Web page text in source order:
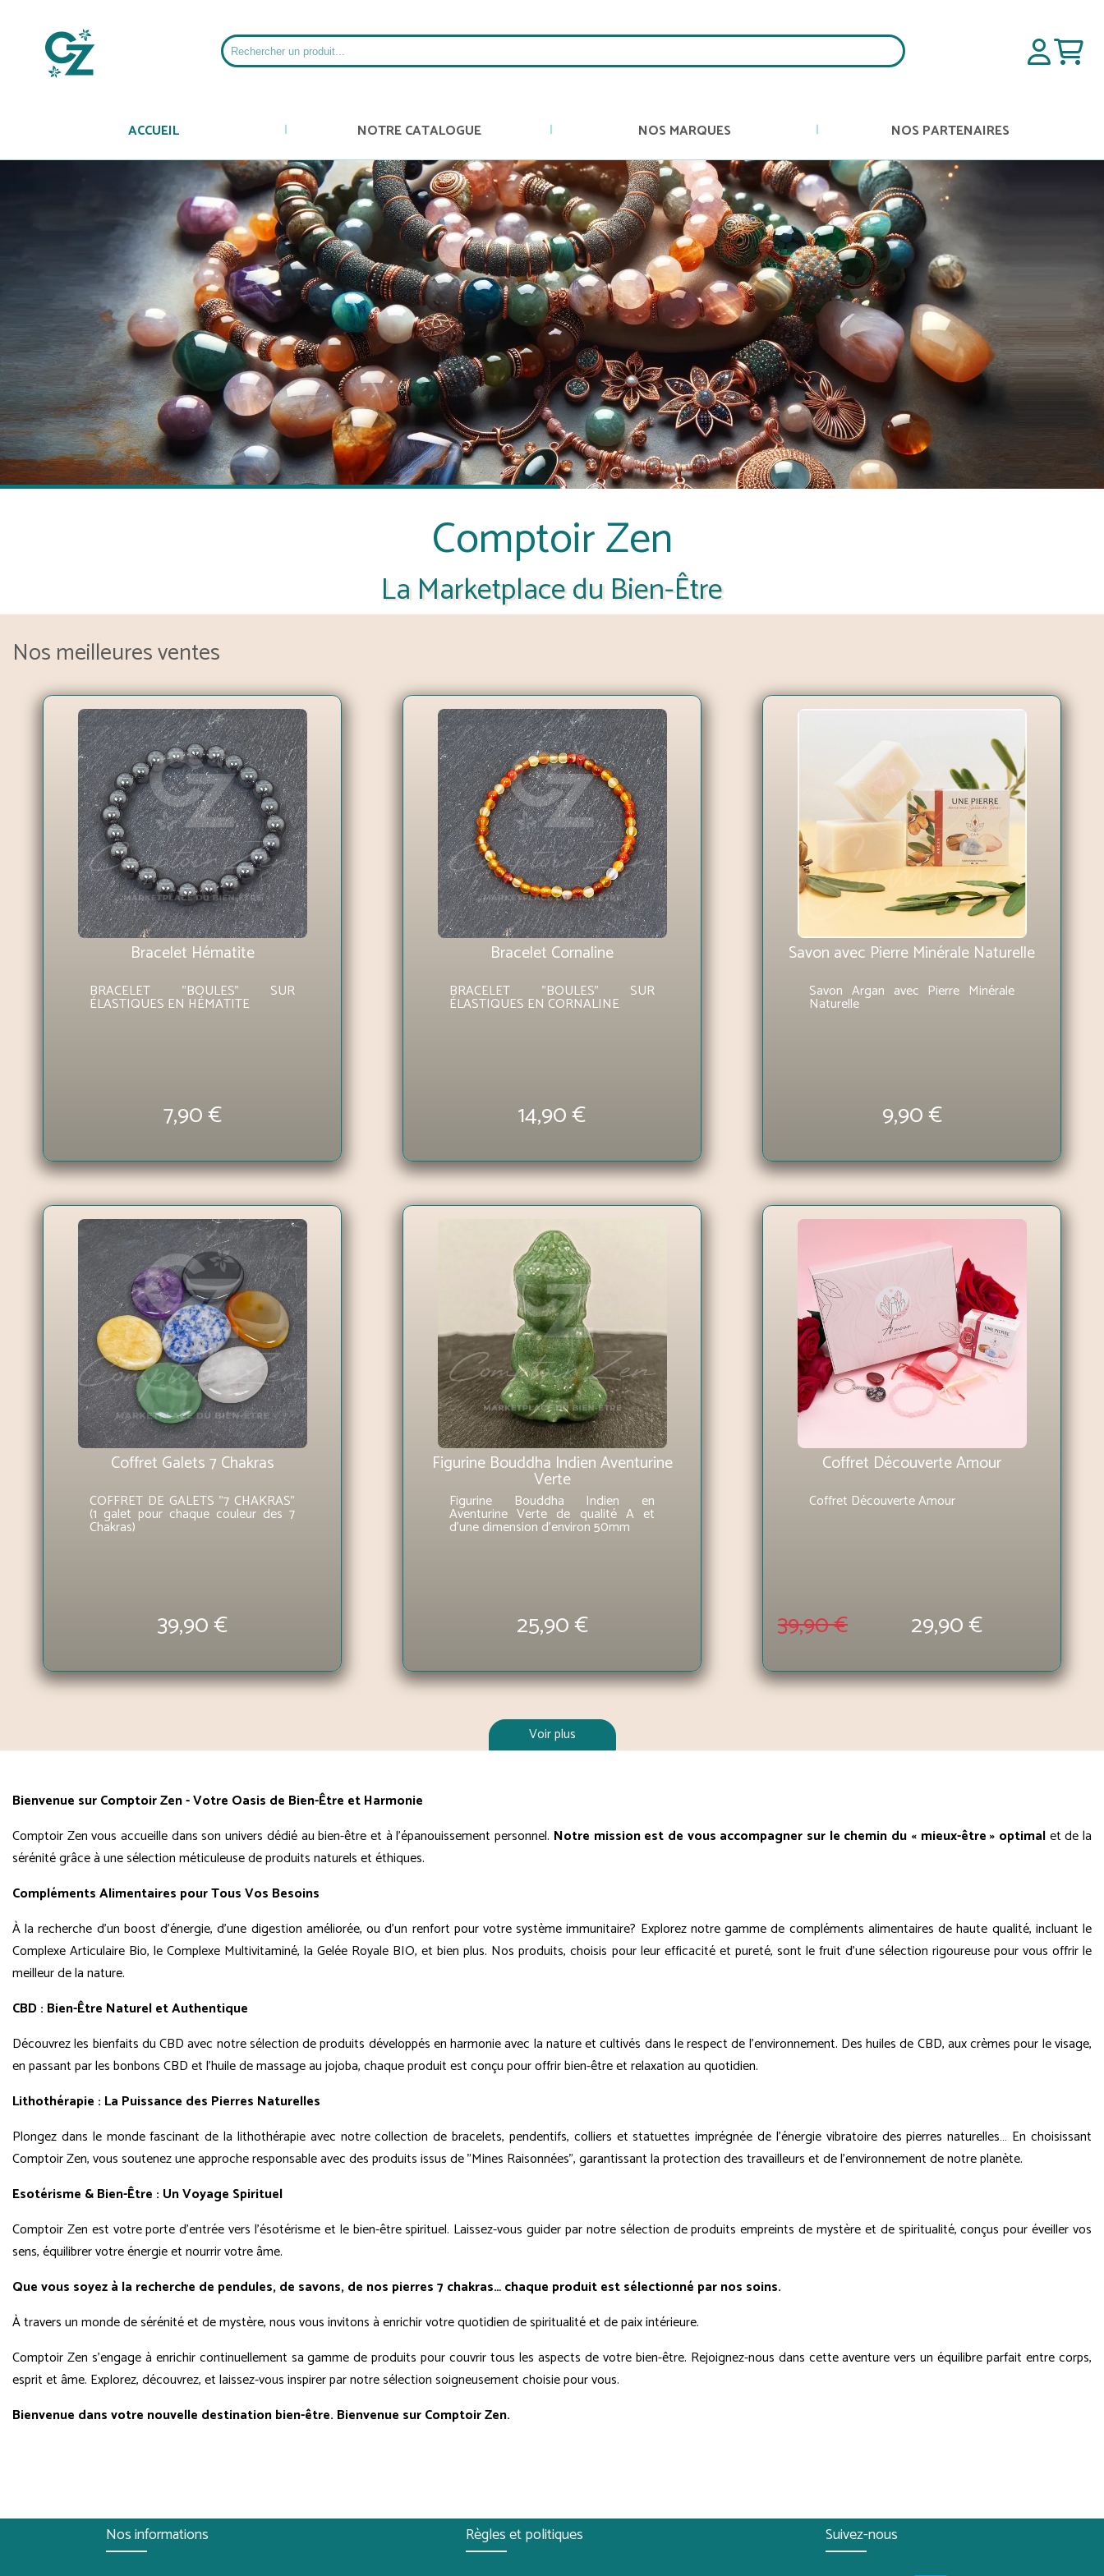
ACCUEIL NOTRE CATALOGUE NOS MARQUES NOS PARTENAIRES
Comptoir Zen
La Marketplace du Bien-Être
Nos meilleures ventes
Bracelet Hématite
BRACELET "BOULES" SUR
ÉLASTIQUES EN HÉMATITE
7,90 €
Bracelet Cornaline
BRACELET "BOULES" SUR
ÉLASTIQUES EN CORNALINE
14,90 €
Savon avec Pierre Minérale Naturelle
Savon Argan avec Pierre Minérale
Naturelle
9,90 €
Coffret Galets 7 Chakras
COFFRET DE GALETS "7 CHAKRAS"
(1 galet pour chaque couleur des 7
Chakras)
39,90 €
Figurine Bouddha Indien Aventurine
Verte
Figurine Bouddha Indien en
Aventurine Verte de qualité A et
d'une dimension d'environ 50mm
25,90 €
Coffret Découverte Amour
Coffret Découverte Amour
39,90 € 29,90 €
Voir plus
Bienvenue sur Comptoir Zen - Votre Oasis de Bien-Être et Harmonie
Comptoir Zen vous accueille dans son univers dédié au bien-être et à l'épanouissement personnel. Notre mission est de vous accompagner sur le chemin du « mieux-être » optimalet de la
sérénité grâce à une sélection méticuleuse de produits naturels et éthiques.
Compléments Alimentaires pour Tous Vos Besoins
À la recherche d'un boost d'énergie, d'une digestion améliorée, ou d'un renfort pour votre système immunitaire? Explorez notre gamme de compléments alimentaires de haute qualité, incluant le
Complexe Articulaire Bio, le Complexe Multivitaminé, la Gelée Royale BIO, et bien plus. Nos produits, choisis pour leur efficacité et pureté, sont le fruit d'une sélection rigoureuse pour vous offrir le
meilleur de la nature.
CBD : Bien-Être Naturel et Authentique
Découvrez les bienfaits du CBD avec notre sélection de produits développés en harmonie avec la nature et cultivés dans le respect de l'environnement. Des huiles de CBD, aux crèmes pour le visage,
en passant par les bonbons CBD et l'huile de massage au jojoba, chaque produit est conçu pour offrir bien-être et relaxation au quotidien.
Lithothérapie : La Puissance des Pierres Naturelles
Plongez dans le monde fascinant de la lithothérapie avec notre collection de bracelets, pendentifs, colliers et statuettes imprégnée de l'énergie vibratoire des pierres naturelles… En choisissant
Comptoir Zen, vous soutenez une approche responsable avec des produits issus de "Mines Raisonnées", garantissant la protection des travailleurs et de l'environnement de notre planète.
Esotérisme & Bien-Être : Un Voyage Spirituel
Comptoir Zen est votre porte d'entrée vers l'ésotérisme et le bien-être spirituel. Laissez-vous guider par notre sélection de produits empreints de mystère et de spiritualité, conçus pour éveiller vos
sens, équilibrer votre énergie et nourrir votre âme.
Que vous soyez à la recherche de pendules, de savons, de nos pierres 7 chakras… chaque produit est sélectionné par nos soins.
À travers un monde de sérénité et de mystère, nous vous invitons à enrichir votre quotidien de spiritualité et de paix intérieure.
Comptoir Zen s'engage à enrichir continuellement sa gamme de produits pour couvrir tous les aspects de votre bien-être. Rejoignez-nous dans cette aventure vers un équilibre parfait entre corps,
esprit et âme. Explorez, découvrez, et laissez-vous inspirer par notre sélection soigneusement choisie pour vous.
Bienvenue dans votre nouvelle destination bien-être. Bienvenue sur Comptoir Zen.
Nos informations Règles et politiques Suivez-nous